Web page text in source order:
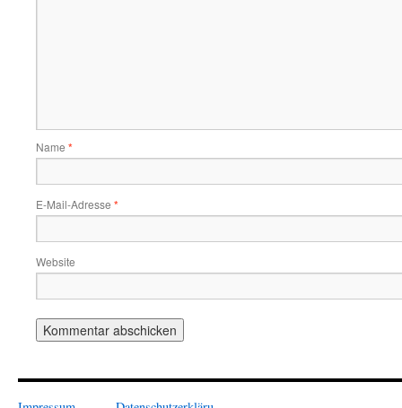
Name *
E-Mail-Adresse *
Website